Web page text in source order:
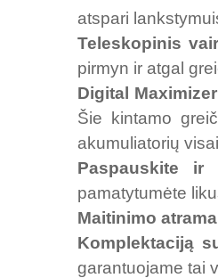
atspari
Teleskopinis
pirmyn ir atgal
Digital
Šie kintamo
akumuliatorių
Paspauskite ir
pamatytumėte
Maitinimo
Komplektaciją
garantuojame tai